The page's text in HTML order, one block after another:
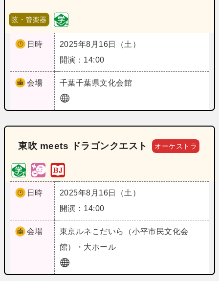
弦・管楽器
日時
2025年8月16日（土）
開演：14:00
会場 千葉千葉県文化会館
東吹 meets ドラゴンクエスト オーケストラ
日時
2025年8月16日（土）
開演：14:00
会場 東京ルネこだいら（小平市民文化会
館）・大ホール